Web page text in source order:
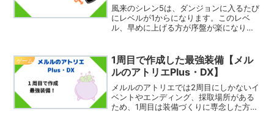
風来のシレン5は、ダンジョンに入るたび
にレベルが1からになります。このレベ
ル、早めに上げる方が序盤が楽になりま
ムルを利用して効率良くレベルアップを
する方法を紹介したいと...
ゲーム
1周目で作成した最強装備【メル
ルのアトリエPlus・DX】
メルルのアトリエでは2周目にしかないイ
ベントやエンディング、採取場所がある
ため、1周目は装備づくりに専念した方が